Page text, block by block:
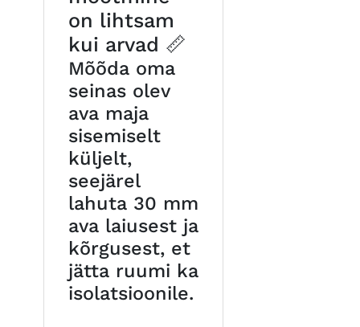
on lihtsam
kui arvad 📏
Mõõda oma
seinas olev
ava maja
sisemiselt
küljelt,
seejärel
lahuta 30 mm
ava laiusest ja
kõrgusest, et
jätta ruumi ka
isolatsioonile.